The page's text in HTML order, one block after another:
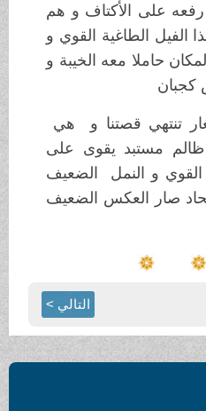
على الأكتاف و هم
الطاغية القوي و
حاملا معه الخيبة و
تنتهي قصتنا و هي
مستبد يقوى على
و النمل الضعيف
صار العكس الضعيف
التالي >